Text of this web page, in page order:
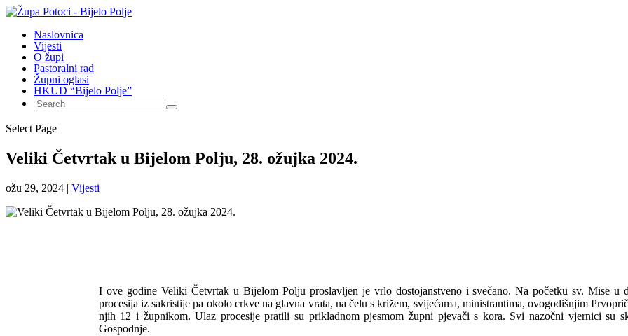
Naslovnica
Vijesti
O župi
Pastoralni rad
Župni oglasi
HKUD “Bijelo Polje”
Select Page
Veliki Četvrtak u Bijelom Polju, 28. ožujka 2024.
ožu 29, 2024 | Vijesti
I ove godine Veliki Četvrtak u Bijelom Polju proslavljen je vrlo dostojanstveno i svečano. Na početku sv. Mise u
procesija iz sakristije pa okolo crkve na glavna vrata, na čelu s križem, svijećama, ministrantima, ovogodišnjim
njih 12 i župnikom. Ulaz procesije pratili su prikladnom pjesmom župni pjevači s kora. Svi nazočni vjernici su
Gospodnje.